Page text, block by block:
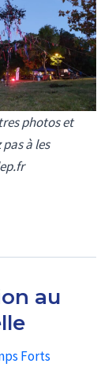
photos et
à les
au
Forts